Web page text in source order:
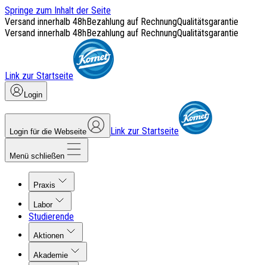
Springe zum Inhalt der Seite
Versand innerhalb 48hBezahlung auf RechnungQualitätsgarantie
Versand innerhalb 48hBezahlung auf RechnungQualitätsgarantie
Link zur Startseite
Login
Login für die Webseite Link zur Startseite
Menü schließen
Praxis
Labor
Studierende
Aktionen
Akademie